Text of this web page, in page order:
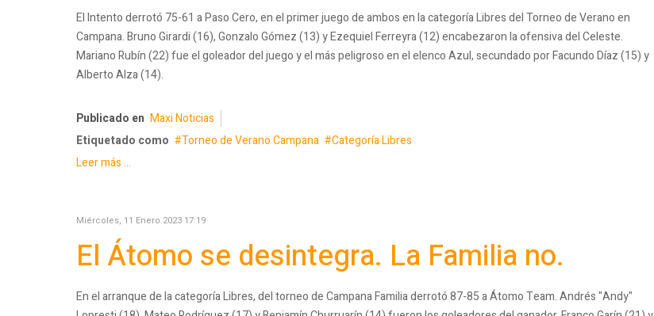
El Intento derrotó 75-61 a Paso Cero, en el primer juego de ambos en la categoría Libres del Torneo de Verano en
Campana. Bruno Girardi (16), Gonzalo Gómez (13) y Ezequiel Ferreyra (12) encabezaron la ofensiva del Celeste.
Mariano Rubín (22) fue el goleador del juego y el más peligroso en el elenco Azul, secundado por Facundo Díaz (15) y
Alberto Alza (14).
Publicado en Maxi Noticias
Etiquetado como
Torneo de Verano Campana
Categoría Libres
Leer más ...
Miércoles, 11 Enero 2023 17:19
El Átomo se desintegra. La Familia no.
En el arranque de la categoría Libres, del torneo de Campana Familia derrotó 87-85 a Átomo Team. Andrés "Andy"